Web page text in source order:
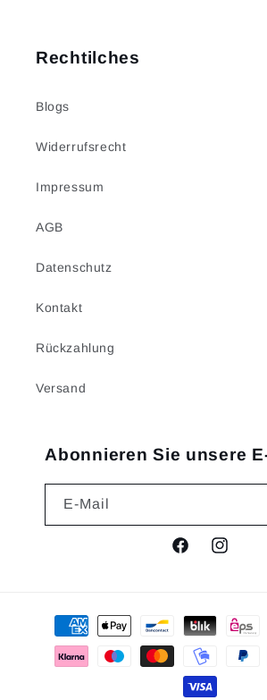
Rechtilches
Blogs
Widerrufsrecht
Impressum
AGB
Datenschutz
Kontakt
Rückzahlung
Versand
Abonnieren Sie unsere
E-Mail
FacebookInstagram
Zahlungsmethoden